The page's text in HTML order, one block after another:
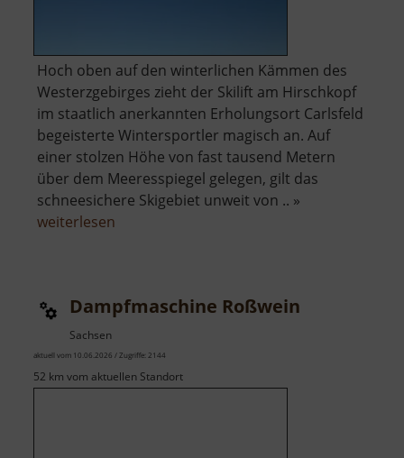
Hoch oben auf den winterlichen Kämmen des
Westerzgebirges zieht der Skilift am Hirschkopf
im staatlich anerkannten Erholungsort Carlsfeld
begeisterte Wintersportler magisch an. Auf
einer stolzen Höhe von fast tausend Metern
über dem Meeresspiegel gelegen, gilt das
schneesichere Skigebiet unweit von .. »
weiterlesen
Hirschkopf
Dampfmaschine Roßwein
Sachsen
aktuell vom 10.06.2026 / Zugriffe: 2144
52 km vom aktuellen Standort